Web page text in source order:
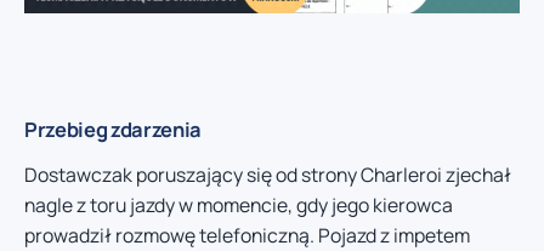
Przebieg zdarzenia
Dostawczak poruszający się od strony Charleroi zjechał
nagle z toru jazdy w momencie, gdy jego kierowca
prowadził rozmowę telefoniczną. Pojazd z impetem